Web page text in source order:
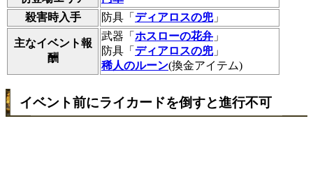
殺害時入手
防具「 ディアロスの兜」
主なイベント報
酬
武器「 ホスローの花弁 」
防具「 ディアロスの兜」
稀人のルーン(換金アイテム)
イベント前にライカードを倒すと進行不可